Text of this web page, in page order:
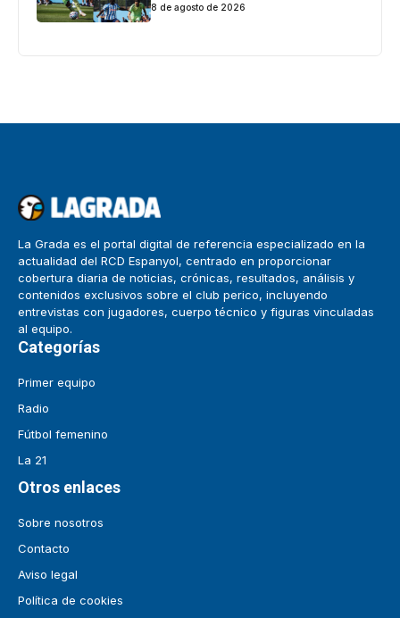
8 de agosto de 2026
La Grada es el portal digital de referencia especializado en la
actualidad del RCD Espanyol, centrado en proporcionar
cobertura diaria de noticias, crónicas, resultados, análisis y
contenidos exclusivos sobre el club perico, incluyendo
entrevistas con jugadores, cuerpo técnico y figuras vinculadas
al equipo.
Categorías
Primer equipo
Radio
Fútbol femenino
La 21
Otros enlaces
Sobre nosotros
Contacto
Aviso legal
Política de cookies